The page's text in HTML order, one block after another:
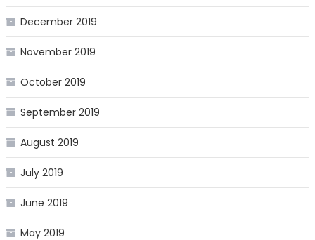
December 2019
November 2019
October 2019
September 2019
August 2019
July 2019
June 2019
May 2019